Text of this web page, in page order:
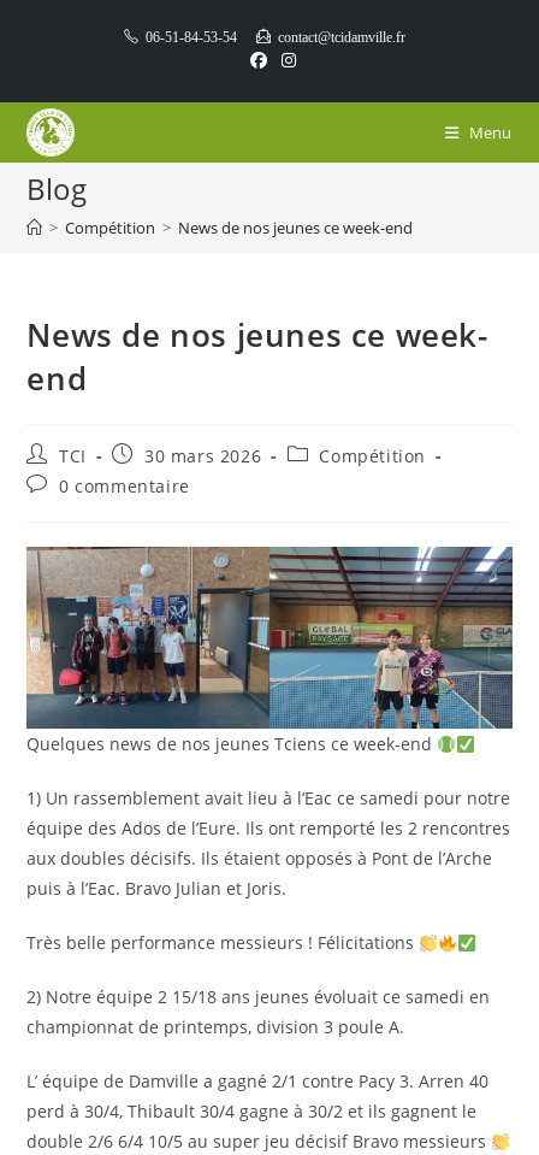
06-51-84-53-54 contact@tcidamville.fr
Menu
Blog
> Compétition > News de nos jeunes ce week-end
News de nos jeunes ce week-
end
Auteur/autrice
de
la
TCI
Publication
publiée :
30 mars 2026
PostCompétition
Commentaires
publication :
0 commentaire
Quelques news de nos jeunes Tciens ce week-end
1) Un rassemblement avait lieu à l’Eac ce samedi pour notre
équipe des Ados de l’Eure. Ils ont remporté les 2 rencontres
aux doubles décisifs. Ils étaient opposés à Pont de l’Arche
puis à l’Eac. Bravo Julian et Joris.
Très belle performance messieurs ! Félicitations
2) Notre équipe 2 15/18 ans jeunes évoluait ce samedi en
championnat de printemps, division 3 poule A.
L’ équipe de Damville a gagné 2/1 contre Pacy 3. Arren 40
perd à 30/4, Thibault 30/4 gagne à 30/2 et ils gagnent le
double 2/6 6/4 10/5 au super jeu décisif Bravo messieurs